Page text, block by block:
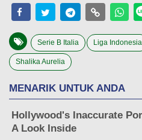
Serie B Italia Liga Indonesia
Shalika Aurelia